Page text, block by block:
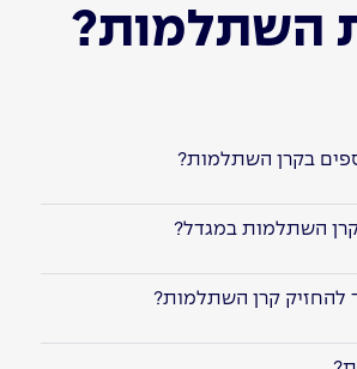
השתלמות?
בקרן השתלמות?
השתלמות במגדל?
להחזיק קרן השתלמות?